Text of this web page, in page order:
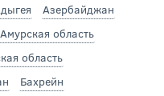
Азербайджан
Амурская область
область
Бахрейн